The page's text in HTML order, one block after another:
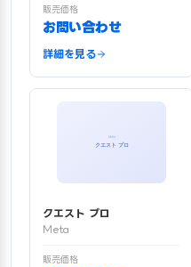
販売価格
お問い合わせ
詳細を見る
クエスト プロ
Meta
販売価格